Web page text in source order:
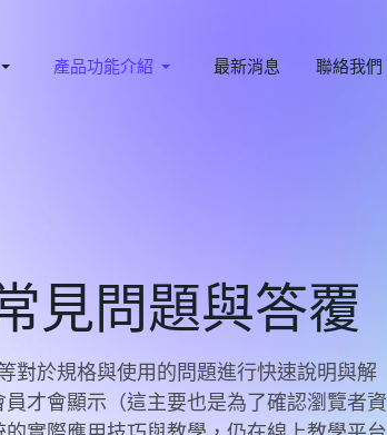
產品功能介紹 最新消息 聯絡我們
見問題與答覆
對於規格與使用的問題進行快速說明與解
才會顯示（這主要也是為了確認瀏覽者資